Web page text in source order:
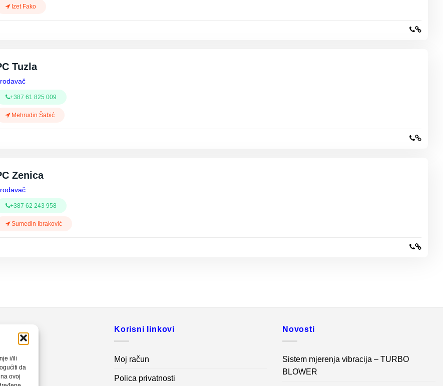
i/ili
da
ovoj
Izet Fako
Tuzla
+387 61 825 009
Mehrudin Šabić
Zenica
+387 62 243 958
Sumedin Ibraković
560
Korisni linkovi
Moj račun
Polica privatnosti
Novosti
Sistem mjerenja vibracija – TURBO
BLOWER